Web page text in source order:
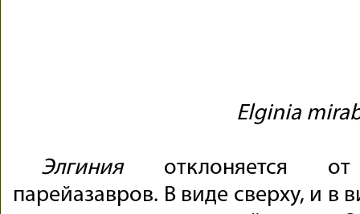
Elginia
Элгинияотклоняется
парейазавров. В виде сверху, и в